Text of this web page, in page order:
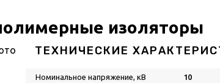
изоляторы
ТЕХНИЧЕСКИЕ
Номинальное напряжение, кВ 10